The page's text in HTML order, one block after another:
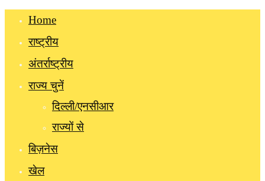
Home
राष्ट्रीय
अंतर्राष्ट्रीय
राज्य चुनें
दिल्ली/एनसीआर
राज्यों से
बिज़नेस
खेल